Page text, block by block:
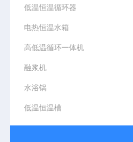
低温恒温循环器
电热恒温水箱
高低温循环一体机
融浆机
水浴锅
低温恒温槽